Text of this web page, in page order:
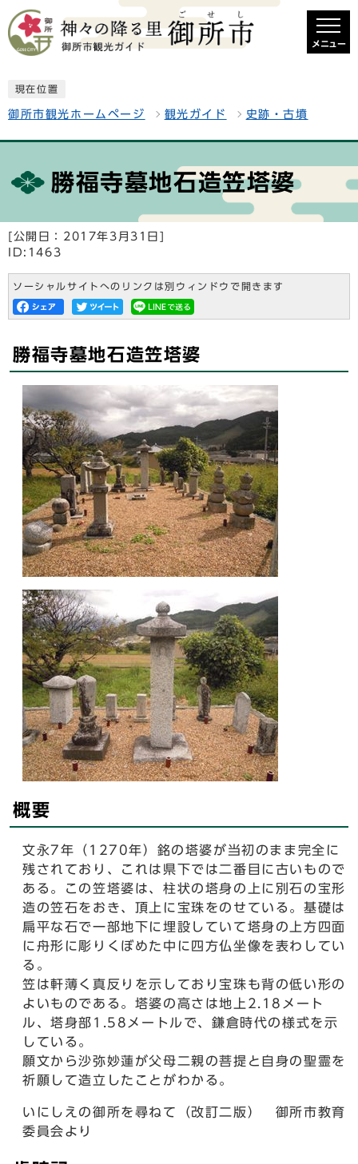
メニュー
現在位置
御所市観光ホームページ 観光ガイド 史跡・古墳
勝福寺墓地石造笠塔婆
[公開日：2017年3月31日]
ID:1463
ソーシャルサイトへのリンクは別ウィンドウで開きます
勝福寺墓地石造笠塔婆
概要
文永7年（1270年）銘の塔婆が当初のまま完全に
残されており、これは県下では二番目に古いもので
ある。この笠塔婆は、柱状の塔身の上に別石の宝形
造の笠石をおき、頂上に宝珠をのせている。基礎は
扁平な石で一部地下に埋設していて塔身の上方四面
に舟形に彫りくぼめた中に四方仏坐像を表わしてい
る。
笠は軒薄く真反りを示しており宝珠も背の低い形の
よいものである。塔婆の高さは地上2.18メート
ル、塔身部1.58メートルで、鎌倉時代の様式を示
している。
願文から沙弥妙蓮が父母二親の菩提と自身の聖霊を
祈願して造立したことがわかる。
いにしえの御所を尋ねて（改訂二版） 御所市教育
委員会より